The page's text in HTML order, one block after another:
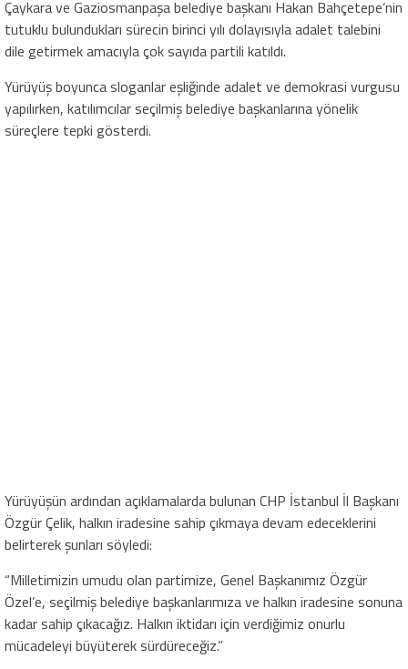
Çaykara ve Gaziosmanpaşa belediye başkanı Hakan Bahçetepe’nin
tutuklu bulundukları sürecin birinci yılı dolayısıyla adalet talebini
dile getirmek amacıyla çok sayıda partili katıldı.
Yürüyüş boyunca sloganlar eşliğinde adalet ve demokrasi vurgusu
yapılırken, katılımcılar seçilmiş belediye başkanlarına yönelik
süreçlere tepki gösterdi.
Yürüyüşün ardından açıklamalarda bulunan CHP İstanbul İl Başkanı
Özgür Çelik, halkın iradesine sahip çıkmaya devam edeceklerini
belirterek şunları söyledi:
“Milletimizin umudu olan partimize, Genel Başkanımız Özgür
Özel’e, seçilmiş belediye başkanlarımıza ve halkın iradesine sonuna
kadar sahip çıkacağız. Halkın iktidarı için verdiğimiz onurlu
mücadeleyi büyüterek sürdüreceğiz.”